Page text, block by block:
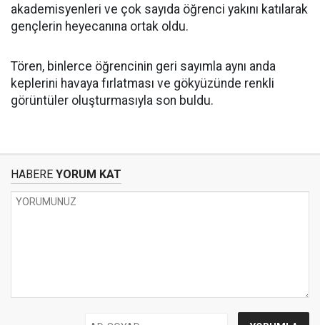
akademisyenleri ve çok sayıda öğrenci yakını katılarak
gençlerin heyecanına ortak oldu.
Tören, binlerce öğrencinin geri sayımla aynı anda
keplerini havaya fırlatması ve gökyüzünde renkli
görüntüler oluşturmasıyla son buldu.
HABERE YORUM KAT